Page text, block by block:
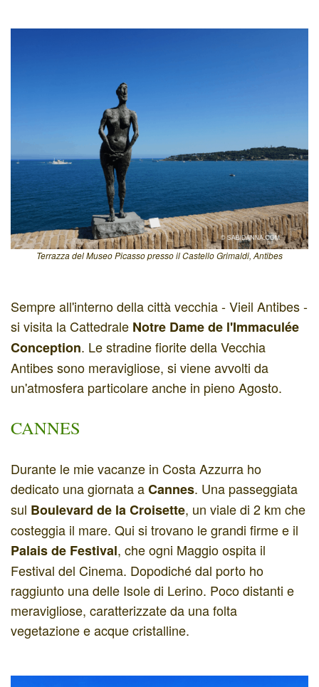
Terrazza del Museo Picasso presso il Castello Grimaldi, Antibes
Sempre all'interno della città vecchia - Vieil Antibes -
si visita la Cattedrale Notre Dame de l'Immaculée
Conception. Le stradine fiorite della Vecchia
Antibes sono meravigliose, si viene avvolti da
un'atmosfera particolare anche in pieno Agosto.
CANNES
Durante le mie vacanze in Costa Azzurra ho
dedicato una giornata aCannes. Una passeggiata
sul Boulevard de la Croisette, un viale di 2 km che
costeggia il mare. Qui si trovano le grandi firme e il
Palais de Festival, che ogni Maggio ospita il
Festival del Cinema. Dopodiché dal porto ho
raggiunto una delle Isole di Lerino. Poco distanti e
meravigliose, caratterizzate da una folta
vegetazione e acque cristalline.